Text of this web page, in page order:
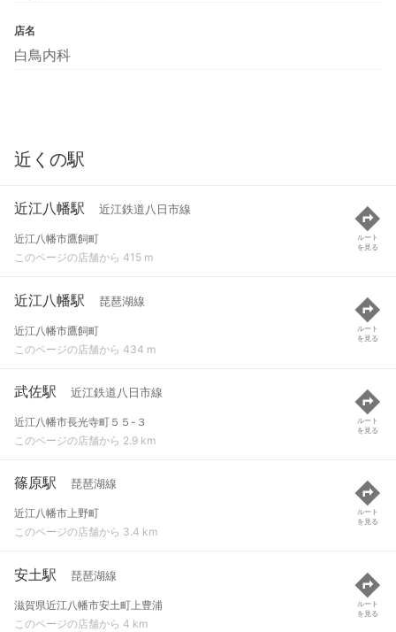
店名
白鳥内科
近くの駅
近江八幡駅 近江鉄道八日市線
近江八幡市鷹飼町
このページの店舗から 415 m
ルート
を見る
近江八幡駅 琵琶湖線
近江八幡市鷹飼町
このページの店舗から 434 m
ルート
を見る
武佐駅 近江鉄道八日市線
近江八幡市長光寺町５５-３
このページの店舗から 2.9 km
ルート
を見る
篠原駅 琵琶湖線
近江八幡市上野町
このページの店舗から 3.4 km
ルート
を見る
安土駅 琵琶湖線
滋賀県近江八幡市安土町上豊浦
このページの店舗から 4 km
ルート
を見る